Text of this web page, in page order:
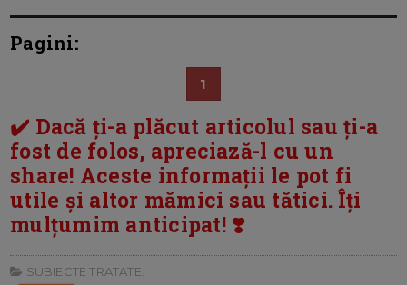
Pagini:
1
✔️ Dacă ți-a plăcut articolul sau ți-a
fost de folos, apreciază-l cu un
share! Aceste informații le pot fi
utile și altor mămici sau tătici. Îți
mulțumim anticipat! ❣️
SUBIECTE TRATATE: